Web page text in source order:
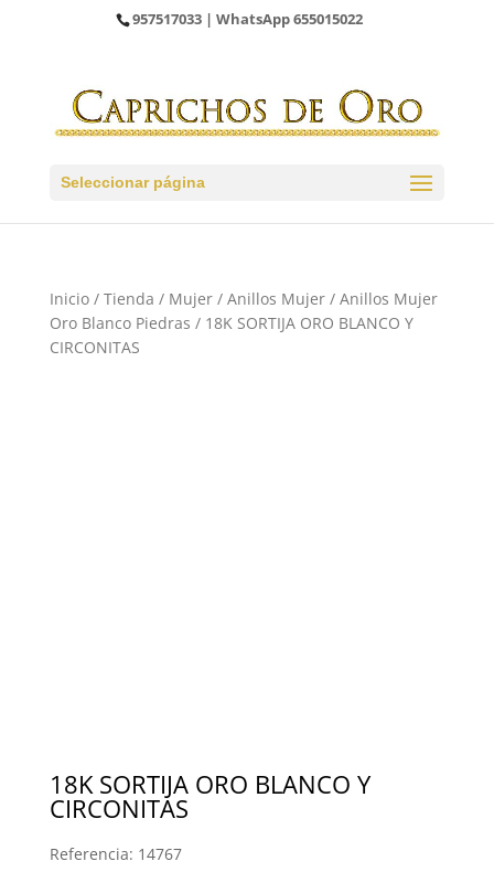
957517033 | WhatsApp655015022
Seleccionar página
Inicio/ Tienda / Mujer/ Anillos Mujer/ Anillos Mujer
Oro Blanco Piedras / 18K SORTIJA ORO BLANCO Y
CIRCONITAS
18K SORTIJA ORO BLANCO Y
CIRCONITAS
Referencia: 14767